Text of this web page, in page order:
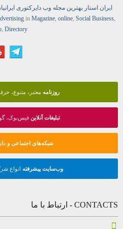
ایران استار بهترین مجله وب دایرکتوری
in Magazine, online, Social Business,
Directory
روزنامه معتبر، متنوع،
تبلیغات آنلاینفیس‌بوک،
شبکه‌های اجتماعی و
وب‌سایت پیشرفته انواع
CONTACTS - ارتباط با ما